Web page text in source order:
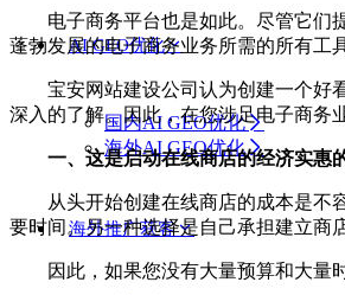
AI GEO优化
国内AI GEO优化
海外AI GEO优化
海外推广获客
电子商务平台也是如此。尽管它们提
蓬勃发展的电子商务业务所需的所有工
宝安网站建设公司认为创建一个好看
深入的了解。因此，在您涉足电子商务
一、这是启动在线商店的经济实惠
从头开始创建在线商店的成本是不容
要时间。另一种选择是自己承担建立商
因此，如果您没有大量预算和大量时